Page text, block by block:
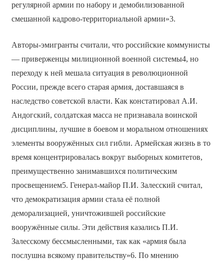
регулярной армии по набору и демобилизованной
смешанной кадрово-территориальной армии»3.
Авторы-эмигранты считали, что российские коммунисты
— приверженцы милиционной военной системы4, но
переходу к ней мешала ситуация в революционной
России, прежде всего старая армия, доставшаяся в
наследство советской власти. Как констатировал А.И.
Андогский, солдатская масса не признавала воинской
дисциплины, лучшие в боевом и моральном отношениях
элементы вооружённых сил гибли. Армейская жизнь в то
время концентрировалась вокруг выборных комитетов,
преимущественно занимавшихся политическим
просвещением5. Генерал-майор П.И. Залесский считал,
что демократизация армии стала её полной
деморализацией, уничтожившей российские
вооружённые силы. Эти действия казались П.И.
Залесскому бессмысленными, так как «армия была
послушна всякому правительству»6. По мнению